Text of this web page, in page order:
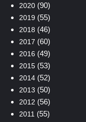
2020(90)
2019 (55)
2018 (46)
2017 (60)
2016 (49)
2015(53)
2014(52)
2013 (50)
2012 (56)
2011 (55)